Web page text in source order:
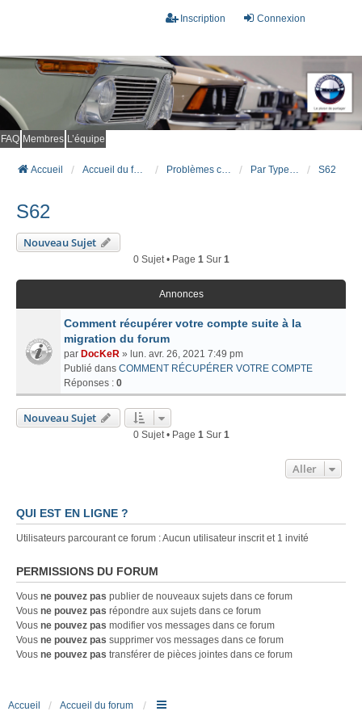
Connexion
Inscription
FAQ Membres L’équipe
Accueil Accueil du forum Problèmes connus et résolus (FAQ) Par Type Moteur (ESSENCE) S62
S62
Nouveau Sujet
0 Sujet • Page 1Sur 1
Annonces
Comment récupérer votre compte suite à la
migration du forum
par DocKeR » lun. avr. 26, 2021 7:49 pm
Publié dans COMMENT RÉCUPÉRER VOTRE COMPTE
Réponses : 0
Nouveau Sujet
0 Sujet • Page 1Sur 1
Aller
QUI EST EN LIGNE ?
Utilisateurs parcourant ce forum : Aucun utilisateur inscrit et 1 invité
PERMISSIONS DU FORUM
Vous ne pouvez pas publier de nouveaux sujets dans ce forum
Vous ne pouvez pas répondre aux sujets dans ce forum
Vous ne pouvez pas modifier vos messages dans ce forum
Vous ne pouvez pas supprimer vos messages dans ce forum
Vous ne pouvez pas transférer de pièces jointes dans ce forum
Accueil Accueil du forum